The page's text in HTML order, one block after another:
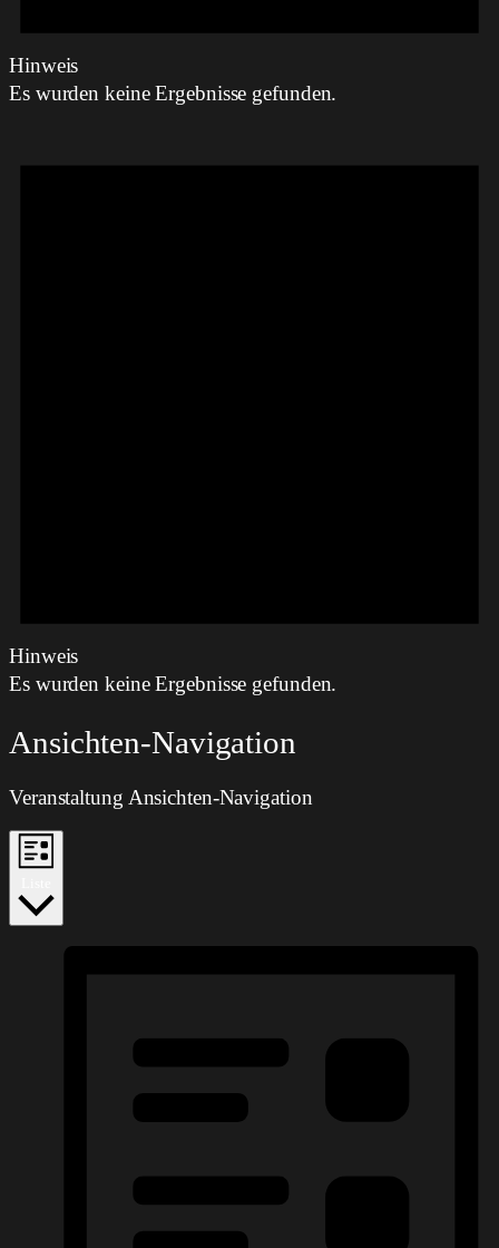
Hinweis
Es wurden keine Ergebnisse gefunden.
Hinweis
Es wurden keine Ergebnisse gefunden.
Ansichten-Navigation
Veranstaltung Ansichten-Navigation